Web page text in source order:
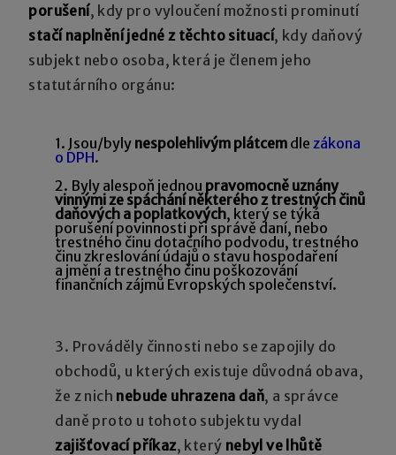
porušení, kdy pro vyloučení možnosti prominutí
stačí naplnění jedné z těchto situací, kdy daňový
subjekt nebo osoba, která je členem jeho
statutárního orgánu:
1. Jsou/byly nespolehlivým plátcem dle zákona
o DPH.
2. Byly alespoň jednou pravomocně uznány
vinnými ze spáchání některého z trestných činů
daňových a poplatkových, který se týká
porušení povinnosti při správě daní, nebo
trestného činu dotačního podvodu, trestného
činu zkreslování údajů o stavu hospodaření
a jmění a trestného činu poškozování
finančních zájmů Evropských společenství.
3. Prováděly činnosti nebo se zapojily do
obchodů, u kterých existuje důvodná obava,
že z nich nebude uhrazena daň, a správce
daně proto u tohoto subjektu vydal
zajišťovací příkaz, který nebyl ve lhůtě